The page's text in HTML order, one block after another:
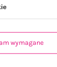
wymagane